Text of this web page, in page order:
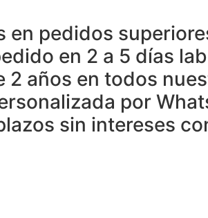
en pedidos
en 2 a 5 días
2 años en todos
por
sin intereses